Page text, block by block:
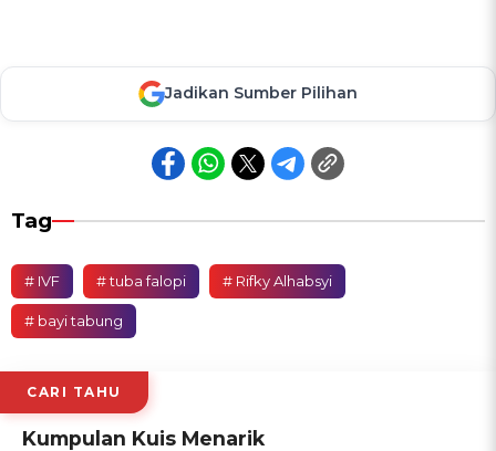
Jadikan Sumber Pilihan
Tag
# IVF # tuba falopi # Rifky Alhabsyi
# bayi tabung
CARI TAHU
Kumpulan Kuis Menarik